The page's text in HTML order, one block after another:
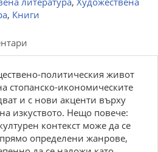
, Книги
политическия живот
стопанско-икономическите
и с нови акценти върху
изкуството. Нещо повече:
контекст може да се
определени жанрове,